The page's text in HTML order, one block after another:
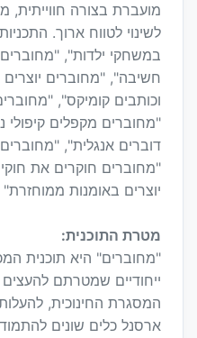
מועברת בצורה חווייתית,
לשינוי לטווח ארוך.
במשחקי ילדות",
חשיבה", "מחוברים ‏יוצרים
וכותבים קומיקס",
"מחוברים מקפלים קיפולי
דוברים אנגלית",
"מחוברים חוקרים את
יוצרים באומנות ממוחזרת"
מטרת התוכנית:
"מחוברים" היא תוכנית
ייחודיים שמטרתם להעצים
המסגרת החינוכית,
ארסנל כלים שונים